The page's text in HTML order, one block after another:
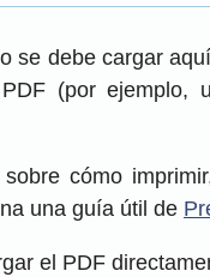
se debe cargar
(por ejemplo,
cómo
una guía útil de
el PDF